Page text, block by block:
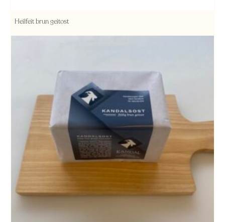
Heilfeit brun geitost